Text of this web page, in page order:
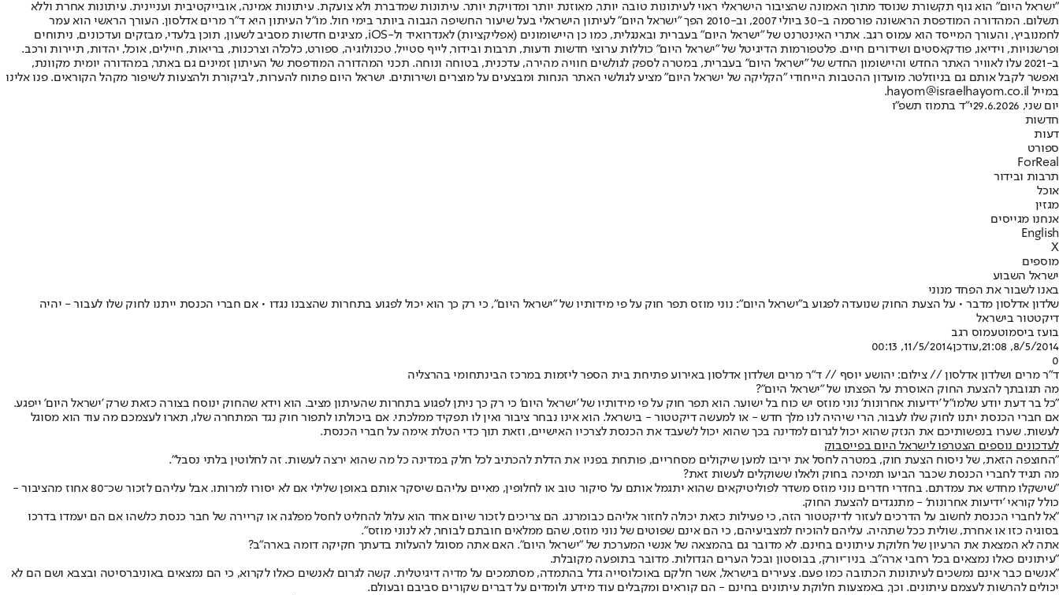
"ישראל היום" הוא גוף תקשורת שנוסד מתוך האמונה שהציבור הישראלי ראוי לעיתונות טובה יותר, מאוזנת יותר ומדויקת יותר. עיתונות שמדברת ולא צועקת. עיתונות אמינה, אובייקטיבית ועניינית. עיתונות אחרת וללא
תשלום. המהדורה המודפסת הראשונה פורסמה ב-30 ביולי 2007, וב-2010 הפך "ישראל היום" לעיתון הישראלי בעל שיעור החשיפה הגבוה ביותר בימי חול. מו"ל העיתון היא ד"ר מרים אדלסון. העורך הראשי הוא עמר
לחמנוביץ, והעורך המייסד הוא עמוס רגב. אתרי האינטרנט של "ישראל היום" בעברית ובאנגלית, כמו כן היישומונים (אפליקציות) לאנדרואיד ול-iOS, מציגים חדשות מסביב לשעון, תוכן בלעדי, מבזקים ועדכונים, ניתוחים
ופרשנויות, וידיאו, פודקאסטים ושידורים חיים. פלטפורמות הדיגיטל של "ישראל היום" כוללות ערוצי חדשות ודעות, תרבות ובידור, לייף סטייל, טכנולוגיה, ספורט, כלכלה וצרכנות, בריאות, חיילים, אוכל, יהדות, תיירות ורכב.
ב-2021 עלו לאוויר האתר החדש והיישומון החדש של "ישראל היום" בעברית, במטרה לספק לגולשים חוויה מהירה, עדכנית, בטוחה ונוחה. תכני המהדורה המודפסת של העיתון זמינים גם באתר, במהדורה יומית מקוונת,
ואפשר לקבל אותם גם בניוזלטר. מועדון ההטבות הייחודי "הקליקה של ישראל היום" מציע לגולשי האתר הנחות ומבצעים על מוצרים ושירותים. ישראל היום פתוח להערות, לביקורת ולהצעות לשיפור מקהל הקוראים. פנו אלינו
במייל hayom@israelhayom.co.il.
יום שני, 29.6.2026
י"ד בתמוז תשפ"ו
חדשות
דעות
ספורט
ForReal
תרבות ובידור
אוכל
מגזין
אנחנו מגייסים
English
X
מוספים
ישראל השבוע
באנו לשבור את הפחד מנוני
שלדון אדלסון מדבר • על הצעת החוק שנועדה לפגוע ב"ישראל היום": נוני מוזס תפר חוק על פי מידותיו של "ישראל היום", כי רק כך הוא יכול לפגוע בתחרות שהצבנו נגדו • אם חברי הכנסת ייתנו לחוק שלו לעבור - יהיה
דיקטטור בישראל
בועז ביסמוטעמוס רגב
8/5/2014, 21:08
,עודכן11/5/2014, 00:13
0
ד"ר מרים ושלדון אדלסון // צילום: יהושע יוסף // ד"ר מרים ושלדון אדלסון באירוע פתיחת בית הספר ליזמות במרכז הבינתחומי בהרצליה
מה תגובתך להצעת החוק האוסרת על הפצתו של "ישראל היום"?
"כל בר דעת יודע שלמו"ל 'ידיעות אחרונות' נוני מוזס יש כוח בל ישוער. הוא תפר חוק על פי מידותיו של 'ישראל היום' כי רק כך ניתן לפגוע בתחרות שהעיתון מציב. הוא וידא שהחוק ינוסח בצורה כזאת שרק 'ישראל היום' ייפגע.
אם חברי הכנסת יתנו לחוק שלו לעבור, הרי שיהיה לנו מלך חדש - או למעשה דיקטטור - בישראל. הוא אינו נבחר ציבור ואין לו תפקיד ממלכתי. אם ביכולתו לתפור חוק נגד המתחרה שלו, תארו לעצמכם מה עוד הוא מסוגל
לעשות. שערו בנפשותיכם את הנזק שהוא יכול לגרום למדינה בכך שהוא יכול לשעבד את הכנסת לצרכיו האישיים, וזאת תוך כדי הטלת אימה על חברי הכנסת.
לעדכונים נוספים הצטרפו לישראל היום בפייסבוק
"החוצפה הזאת, של ניסוח הצעת חוק, במטרה לחסל את יריבו למען שיקולים מסחריים, פותחת בפניו את הדלת להכתיב לכל חלק במדינה כל מה שהוא ירצה לעשות. זה לחלוטין בלתי נסבל".
מה תגיד לחברי הכנסת שכבר הביעו תמיכה בחוק ולאלו ששוקלים לעשות זאת?
"שישקלו מחדש את עמדתם. בחדרי חדרים נוני מוזס משדר לפוליטיקאים שהוא יתגמל אותם על סיקור טוב או לחלופין, מאיים עליהם שיסקר אותם באופן שלילי אם לא יסורו למרותו. אבל עליהם לזכור שכ־80 אחוז מהציבור -
כולל קוראי 'ידיעות אחרונות' - מתנגדים להצעת החוק.
"אל לחברי הכנסת לחשוב על הדרכים לעזור לדיקטטור הזה, כי פעילות כזאת יכולה לחזור אליהם כבומרנג. הם צריכים לזכור שיום אחד הוא עלול להחליט לחסל מפלגה או קריירה של חבר כנסת כלשהו אם הם יעמדו בדרכו
בסוגיה כזו או אחרת, שולית ככל שתהיה. עליהם להוכיח למצביעיהם, כי הם אינם שפוטים של נוני מוזס, שהם ממלאים חובתם לבוחר, לא לנוני מוזס".
אתה לא המצאת את הרעיון של חלוקת עיתונים בחינם. לא מדובר גם בהמצאה של אנשי המערכת של "ישראל היום". האם אתה מסוגל להעלות בדעתך חקיקה דומה בארה"ב?
"עיתונים כאלו נמצאים בכל רחבי ארה"ב. בניו־יורק, בבוסטון ובכל הערים הגדולות. מדובר בתופעה מקובלת.
"אנשים כבר אינם נמשכים לעיתונות הכתובה כמו פעם. צעירים בישראל, אשר חלקם באוכלוסייה גדל בהתמדה, מסתמכים על מדיה דיגיטלית. קשה לגרום לאנשים כאלו לקרוא, כי הם נמצאים באוניברסיטה ובצבא ושם הם לא
יכולים להרשות לעצמם עיתונים. וכך, באמצעות חלוקת עיתונים בחינם - הם קוראים ומקבלים עוד מידע ולומדים על דברים שקורים סביבם ובעולם.